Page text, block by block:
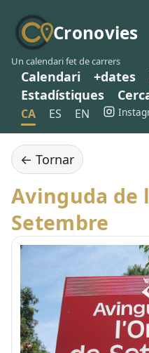
Cronovies
Un calendari fet de carrers
Calendari +dates
Estadístiques
CA ES EN
← Tornar
Avinguda de
Setembre